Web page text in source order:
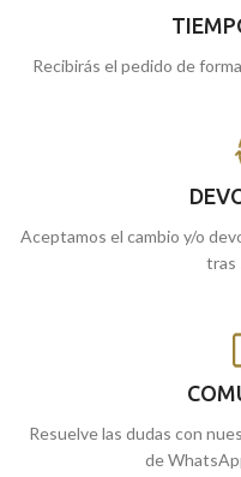
Recibirás el pedido de
Aceptamos el cambio y/o
tras
Resuelve las dudas con
de